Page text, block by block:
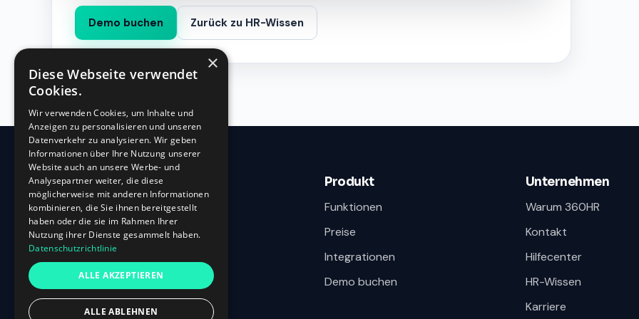
Demo buchen Zurück zu HR-Wissen
360HR
Oberbilker Allee 315
D-40227 Düsseldorf
+49 (0)211-87 507 907
Produkt
Funktionen
Preise
Integrationen
Demo buchen
Unternehmen
Warum 360HR
Kontakt
Hilfecenter
HR-Wissen
Karriere
×
Diese Webseite verwendet
Cookies.
Wir verwenden Cookies, um Inhalte und
Anzeigen zu personalisieren und unseren
Datenverkehr zu analysieren. Wir geben
Informationen über Ihre Nutzung unserer
Website auch an unsere Werbe- und
Analysepartner weiter, die diese
möglicherweise mit anderen Informationen
kombinieren, die Sie ihnen bereitgestellt
haben oder die sie im Rahmen Ihrer
Nutzung ihrer Dienste gesammelt haben.
Datenschutzrichtlinie
ALLE AKZEPTIEREN
ALLE ABLEHNEN